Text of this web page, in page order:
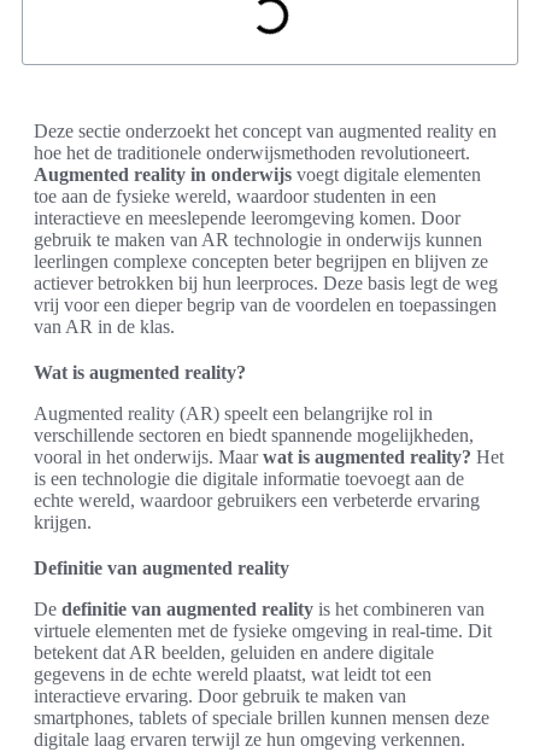
Deze sectie onderzoekt het concept van augmented reality en
hoe het de traditionele onderwijsmethoden revolutioneert.
Augmented reality in onderwijs voegt digitale elementen
toe aan de fysieke wereld, waardoor studenten in een
interactieve en meeslepende leeromgeving komen. Door
gebruik te maken van AR technologie in onderwijs kunnen
leerlingen complexe concepten beter begrijpen en blijven ze
actiever betrokken bij hun leerproces. Deze basis legt de weg
vrij voor een dieper begrip van de voordelen en toepassingen
van AR in de klas.
Wat is augmented reality?
Augmented reality (AR) speelt een belangrijke rol in
verschillende sectoren en biedt spannende mogelijkheden,
vooral in het onderwijs. Maarwat is augmented reality? Het
is een technologie die digitale informatie toevoegt aan de
echte wereld, waardoor gebruikers een verbeterde ervaring
krijgen.
Definitie van augmented reality
De definitie van augmented reality is het combineren van
virtuele elementen met de fysieke omgeving in real-time. Dit
betekent dat AR beelden, geluiden en andere digitale
gegevens in de echte wereld plaatst, wat leidt tot een
interactieve ervaring. Door gebruik te maken van
smartphones, tablets of speciale brillen kunnen mensen deze
digitale laag ervaren terwijl ze hun omgeving verkennen.